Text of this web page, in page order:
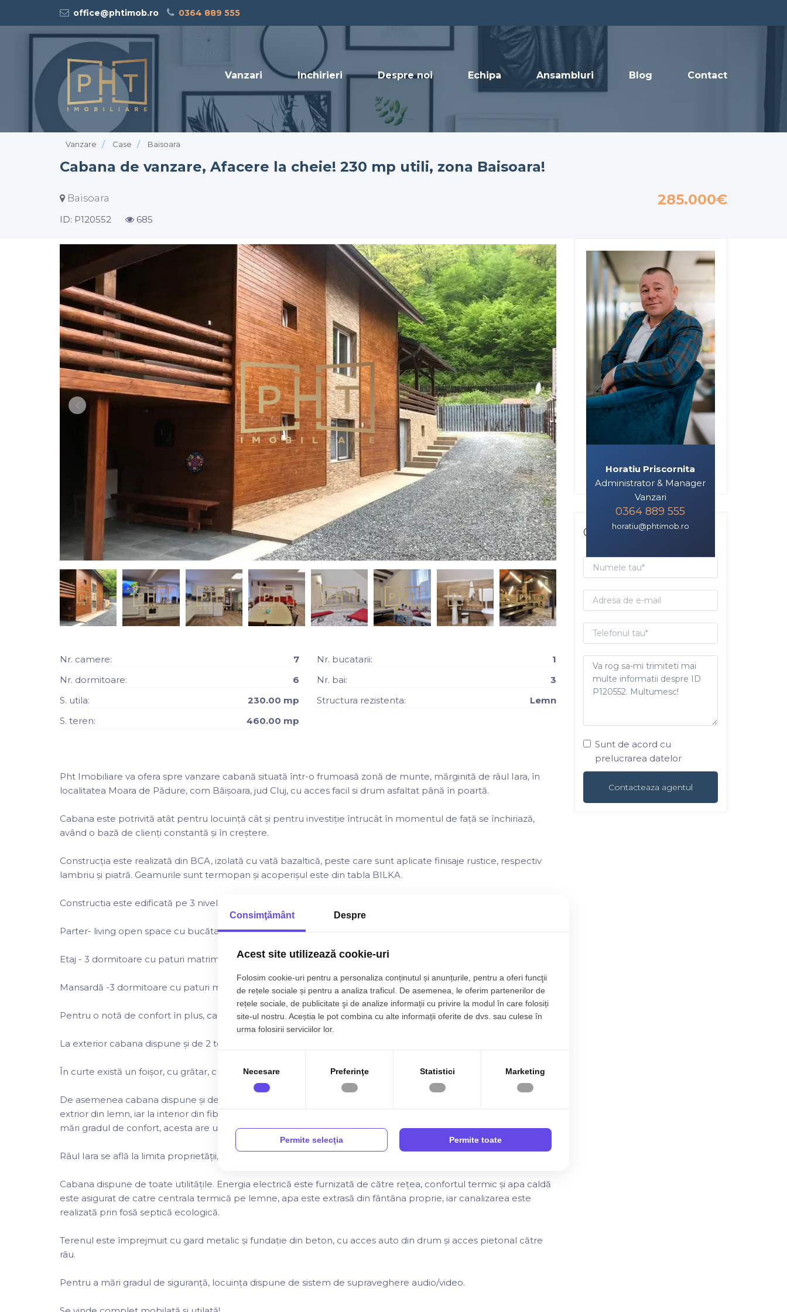
office@phtimob.ro 0364 889 555
Vanzari Inchirieri Despre noi Echipa Ansambluri Blog Contact
Vanzare Case Baisoara
Cabana de vanzare, Afacere la cheie! 230 mp utili, zona Baisoara!
Baisoara 285.000€
ID: P120552 685
Nr. camere:
7
Nr. dormitoare:
6
S. utila:
230.00 mp
S. teren:
460.00 mp
Nr. bucatarii:
1
Nr. bai:
3
Structura rezistenta:
Lemn
Pht Imobiliare va ofera spre vanzare cabană situată într-o frumoasă zonă de munte, mărginită de râul Iara, în
localitatea Moara de Pădure, com Băișoara, jud Cluj, cu acces facil si drum asfaltat până în poartă.
Cabana este potrivită atât pentru locuință cât și pentru investiție întrucât în momentul de față se închiriază,
având o bază de clienți constantă și în creștere.
Construcția este realizată din BCA, izolată cu vată bazaltică, peste care sunt aplicate finisaje rustice, respectiv
lambriu și piatră. Geamurile sunt termopan și acoperișul este din tabla BILKA.
Constructia este edificată pe 3 niveluri, respectiv:
Parter- living open space cu bucătaria, baie și cu intrare separată cameră tehnică
Etaj - 3 dormitoare cu paturi matrimoniale și baie comună
Mansardă -3 dormitoare cu paturi matrimoniale și baie comună
Pentru o notă de confort în plus, cabana dispune de televizoare în fiecare dormitor și internet.
La exterior cabana dispune și de 2 terase acoperite
În curte există un foișor, cu grătar, cuptor, plită , friteuză electrică și chiuvetă cu apă caldă.
De asemenea cabana dispune și de ciubăr cu sobă exterioară cu o capacitate de 10-12 persoane,realizat la
extrior din lemn, iar la interior din fibră de sticlă, cu sistem jacuzzi, sauna si pompa de filtrare a apei. Pentru a
mări gradul de confort, acesta are un acoperiș,astfel că indiferent de vremea de afară se poate sta în apă.
Râul Iara se află la limita proprietății, accesul fiind realizat direct din curte.
Cabana dispune de toate utilitățile. Energia electrică este furnizată de către rețea, confortul termic și apa caldă
este asigurat de catre centrala termică pe lemne, apa este extrasă din fântâna proprie, iar canalizarea este
realizată prin fosă septică ecologică.
Terenul este împrejmuit cu gard metalic și fundație din beton, cu acces auto din drum și acces pietonal către
râu.
Pentru a mări gradul de siguranță, locuința dispune de sistem de supraveghere audio/video.
Horatiu Priscornita
Administrator & Manager
Vanzari
0364 889 555
horatiu@phtimob.ro
Contacteaza-ma
Sunt de acord cu
prelucrarea datelor
Consimţământ Despre
Acest site utilizează cookie-uri
Folosim cookie-uri pentru a personaliza conținutul și anunțurile, pentru a oferi funcţii
de rețele sociale și pentru a analiza traficul. De asemenea, le oferim partenerilor de
rețele sociale, de publicitate şi de analize informații cu privire la modul în care folosiți
site-ul nostru. Aceștia le pot combina cu alte informații oferite de dvs. sau culese în
urma folosirii serviciilor lor.
Necesare Preferinţe Statistici Marketing
Permite selecţia Permite toate